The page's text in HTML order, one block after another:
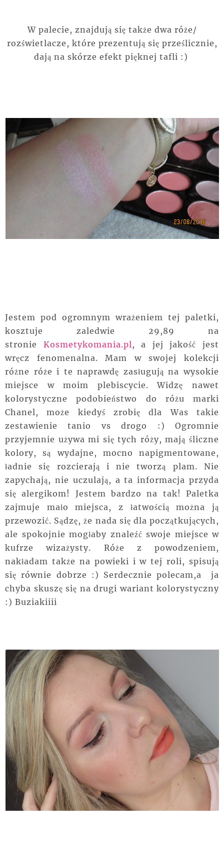
W palecie, znajdują się także dwa róże/
rozświetlacze, które prezentują się prześlicznie,
dają na skórze efekt pięknej tafli :)
Jestem pod ogromnym wrażeniem tej paletki,
kosztuje zaledwie 29,89 na
stronie Kosmetykomania.pl , a jej jakość jest
wręcz fenomenalna. Mam w swojej kolekcji
różne róże i te naprawdę zasługują na wysokie
miejsce w moim plebiscycie. Widzę nawet
kolorystyczne podobieństwo do różu marki
Chanel, może kiedyś zrobię dla Was takie
zestawienie tanio vs drogo :) Ogromnie
przyjemnie używa mi się tych róży, mają śliczne
kolory, są wydajne, mocno napigmentowane,
ładnie się rozcierają i nie tworzą plam. Nie
zapychają, nie uczulają, a ta informacja przyda
się alergikom! Jestem bardzo na tak! Paletka
zajmuje mało miejsca, z łatwością można ją
przewozić. Sądzę, że nada się dla początkujących,
ale spokojnie mogłaby znaleźć swoje miejsce w
kufrze wizażysty. Róże z powodzeniem,
nakładam także na powieki i w tej roli, spisują
się równie dobrze :) Serdecznie polecam,a ja
chyba skuszę się na drugi wariant kolorystyczny
:) Buziakiiii